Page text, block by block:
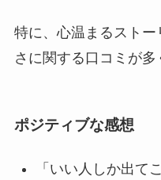
特に、心温まるスト
さに関する口コミが多
ポジティブな感想
「いい人しか出て